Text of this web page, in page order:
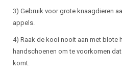
3) Gebruik voor grote knaagdieren
appels.
4) Raak de kooi nooit aan met blote
handschoenen om te voorkomen
komt.